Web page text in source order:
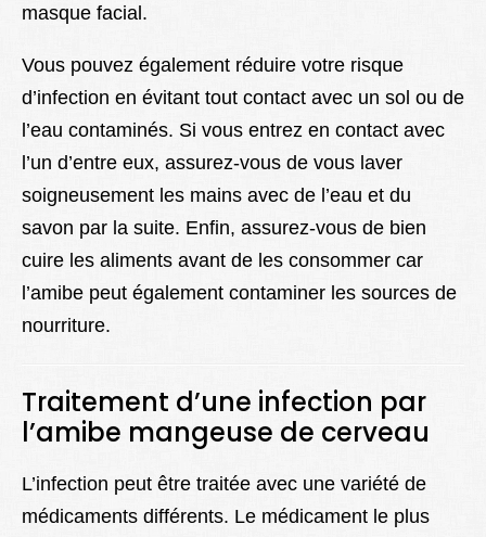
masque facial.
Vous pouvez également réduire votre risque
d’infection en évitant tout contact avec un sol ou de
l’eau contaminés. Si vous entrez en contact avec
l’un d’entre eux, assurez-vous de vous laver
soigneusement les mains avec de l’eau et du
savon par la suite. Enfin, assurez-vous de bien
cuire les aliments avant de les consommer car
l’amibe peut également contaminer les sources de
nourriture.
Traitement d’une infection par
l’amibe mangeuse de cerveau
L’infection peut être traitée avec une variété de
médicaments différents. Le médicament le plus